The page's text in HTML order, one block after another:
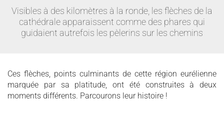
Visibles à des kilomètres à la ronde, les flèches de la
cathédrale apparaissent comme des phares qui
guidaient autrefois les pèlerins sur les chemins
Ces flèches, points culminants de cette région eurélienne
marquée par sa platitude, ont été construites à deux
moments différents. Parcourons leur histoire !